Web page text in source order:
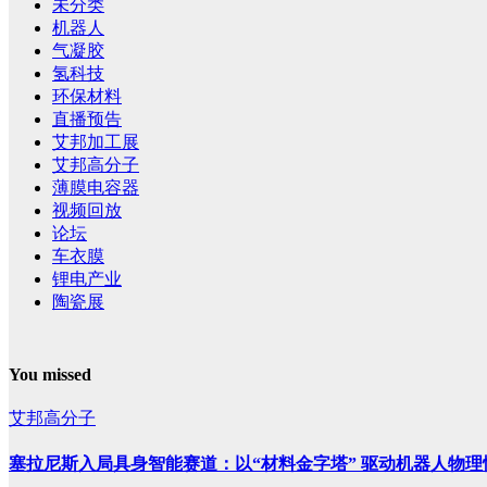
未分类
机器人
气凝胶
氢科技
环保材料
直播预告
艾邦加工展
艾邦高分子
薄膜电容器
视频回放
论坛
车衣膜
锂电产业
陶瓷展
You missed
艾邦高分子
塞拉尼斯入局具身智能赛道：以“材料金字塔” 驱动机器人物